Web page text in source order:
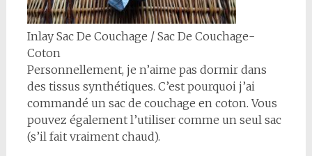
Inlay Sac De Couchage / Sac De Couchage-
Coton
Personnellement, je n’aime pas dormir dans
des tissus synthétiques. C’est pourquoi j’ai
commandé un sac de couchage en coton. Vous
pouvez également l’utiliser comme un seul sac
(s’il fait vraiment chaud).